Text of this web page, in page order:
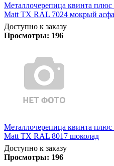
Металлочерепица квинта
Matt TX RAL 7024 мокрый
Доступно к заказу
Просмотры: 196
Металлочерепица квинта
Matt TX RAL 8017 шоколад
Доступно к заказу
Просмотры: 196